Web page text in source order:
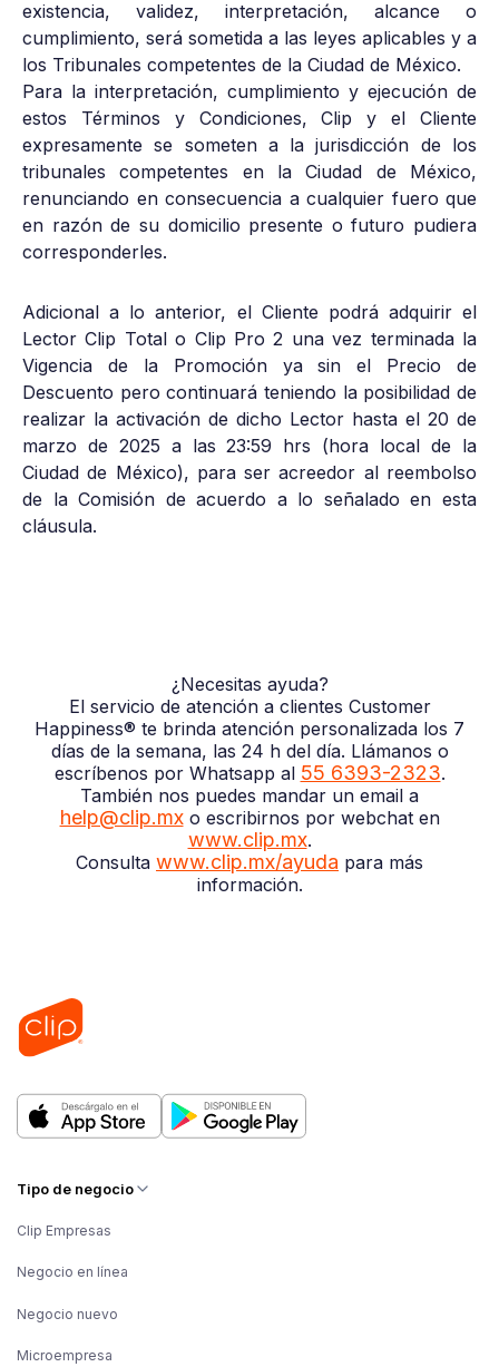
existencia, validez, interpretación, alcance o
cumplimiento, será sometida a las leyes aplicables y a
los Tribunales competentes de la Ciudad de México.
Para la interpretación, cumplimiento y ejecución de
estos Términos y Condiciones, Clip y el Cliente
expresamente se someten a la jurisdicción de los
tribunales competentes en la Ciudad de México,
renunciando en consecuencia a cualquier fuero que
en razón de su domicilio presente o futuro pudiera
corresponderles.
Adicional a lo anterior, el Cliente podrá adquirir el
Lector Clip Total o Clip Pro 2 una vez terminada la
Vigencia de la Promoción ya sin el Precio de
Descuento pero continuará teniendo la posibilidad de
realizar la activación de dicho Lector hasta el 20 de
marzo de 2025 a las 23:59 hrs (hora local de la
Ciudad de México), para ser acreedor al reembolso
de la Comisión de acuerdo a lo señalado en esta
cláusula.
¿Necesitas ayuda?
El servicio de atención a clientes Customer
Happiness® te brinda atención personalizada los 7
días de la semana, las 24 h del día. Llámanos o
escríbenos por Whatsapp al 55 6393-2323.
También nos puedes mandar un email a
help@clip.mxo escribirnos por webchat en
www.clip.mx.
Consulta www.clip.mx/ayuda para más
información.
Tipo de negocio
Clip Empresas
Negocio en línea
Negocio nuevo
Microempresa